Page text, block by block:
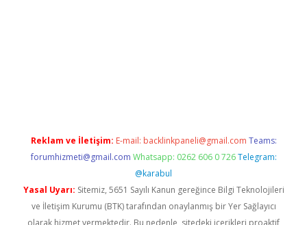
Reklam ve İletişim: E-mail: backlinkpaneli@gmail.com Teams:
forumhizmeti@gmail.com Whatsapp: 0262 606 0 726 Telegram:
@karabul
Yasal Uyarı: Sitemiz, 5651 Sayılı Kanun gereğince Bilgi Teknolojileri
ve İletişim Kurumu (BTK) tarafından onaylanmış bir Yer Sağlayıcı
olarak hizmet vermektedir. Bu nedenle, sitedeki içerikleri proaktif